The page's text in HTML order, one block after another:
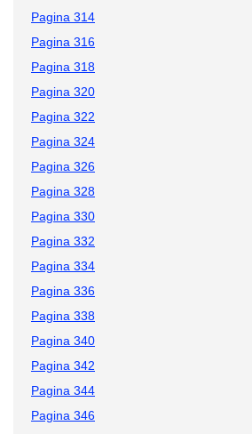
Pagina 314
Pagina 316
Pagina 318
Pagina 320
Pagina 322
Pagina 324
Pagina 326
Pagina 328
Pagina 330
Pagina 332
Pagina 334
Pagina 336
Pagina 338
Pagina 340
Pagina 342
Pagina 344
Pagina 346